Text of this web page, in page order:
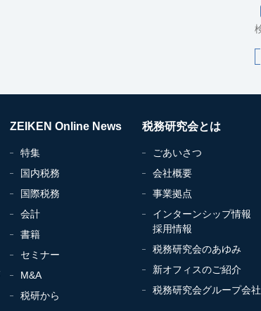
ZEIKEN Online News
特集
国内税務
国際税務
会計
書籍
セミナー
M&A
税研から
税務研究会とは
ごあいさつ
会社概要
事業拠点
インターンシップ情報
採用情報
税務研究会のあゆみ
新オフィスのご紹介
税務研究会グループ会社